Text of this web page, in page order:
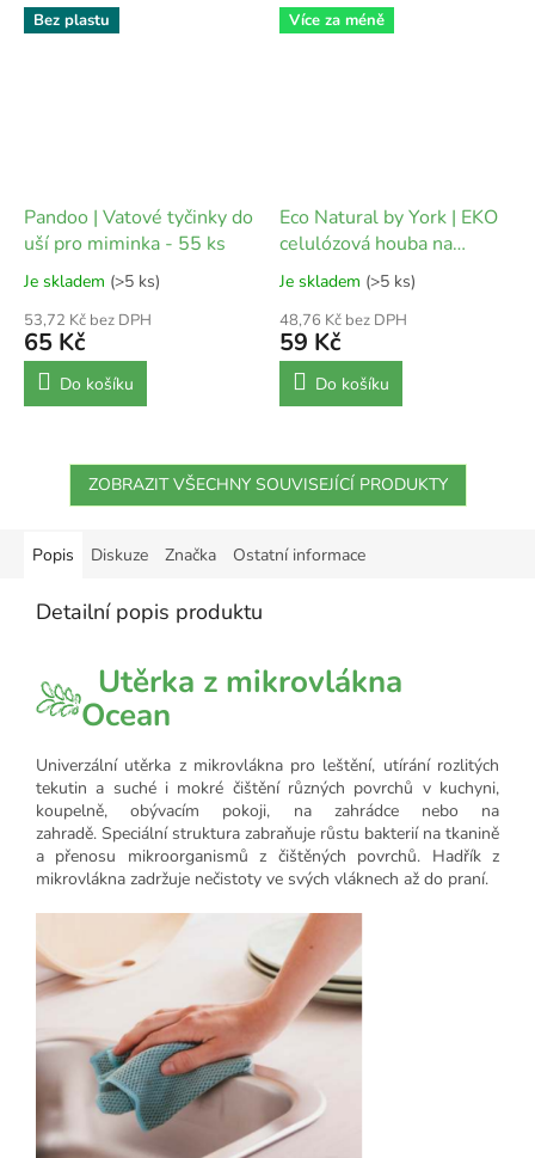
Bez plastu
Pandoo | Vatové tyčinky do
uší pro miminka - 55 ks
Je skladem (>5 ks)
53,72 Kč bez DPH
65 Kč
Do košíku
Více za méně
Eco Natural by York | EKO
celulózová houba na
nádobí - 2 ks
Je skladem (>5 ks)
48,76 Kč bez DPH
59 Kč
Do košíku
ZOBRAZIT VŠECHNY SOUVISEJÍCÍ PRODUKTY
Popis Diskuze Značka Ostatní informace
Detailní popis produktu
Utěrka z mikrovlákna
Ocean
Univerzální utěrka z mikrovlákna pro leštění, utírání rozlitých
tekutin a suché i mokré čištění různých povrchů v kuchyni,
koupelně, obývacím pokoji, na zahrádce nebo na
zahradě. Speciální struktura zabraňuje růstu bakterií na tkanině
a přenosu mikroorganismů z čištěných povrchů. Hadřík z
mikrovlákna zadržuje nečistoty ve svých vláknech až do praní.